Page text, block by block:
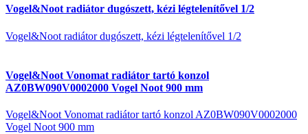
Vogel&Noot radiátor dugószett, kézi légtelenítővel 1/2
Vogel&Noot radiátor dugószett, kézi légtelenítővel 1/2
Vogel&Noot Vonomat radiátor tartó konzol
AZ0BW090V0002000 Vogel Noot 900 mm
Vogel&Noot Vonomat radiátor tartó konzol AZ0BW090V0002000
Vogel Noot 900 mm